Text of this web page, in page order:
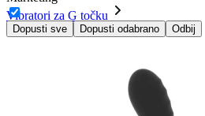
Dopusti sve Dopusti odabrano Odbij
Vibratori za G točku
Vibrator Rithual - Kriya, crni